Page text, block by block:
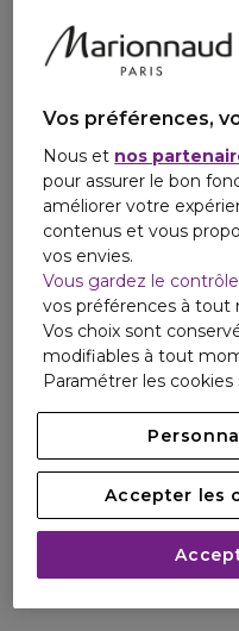
Vos préférences,
Nous et nos
pour assurer le bon
améliorer votre
contenus et vous
vos envies.
Vous gardez le contrôle
vos préférences à tout
Vos choix sont
modifiables à tout
Paramétrer les
Accepter les